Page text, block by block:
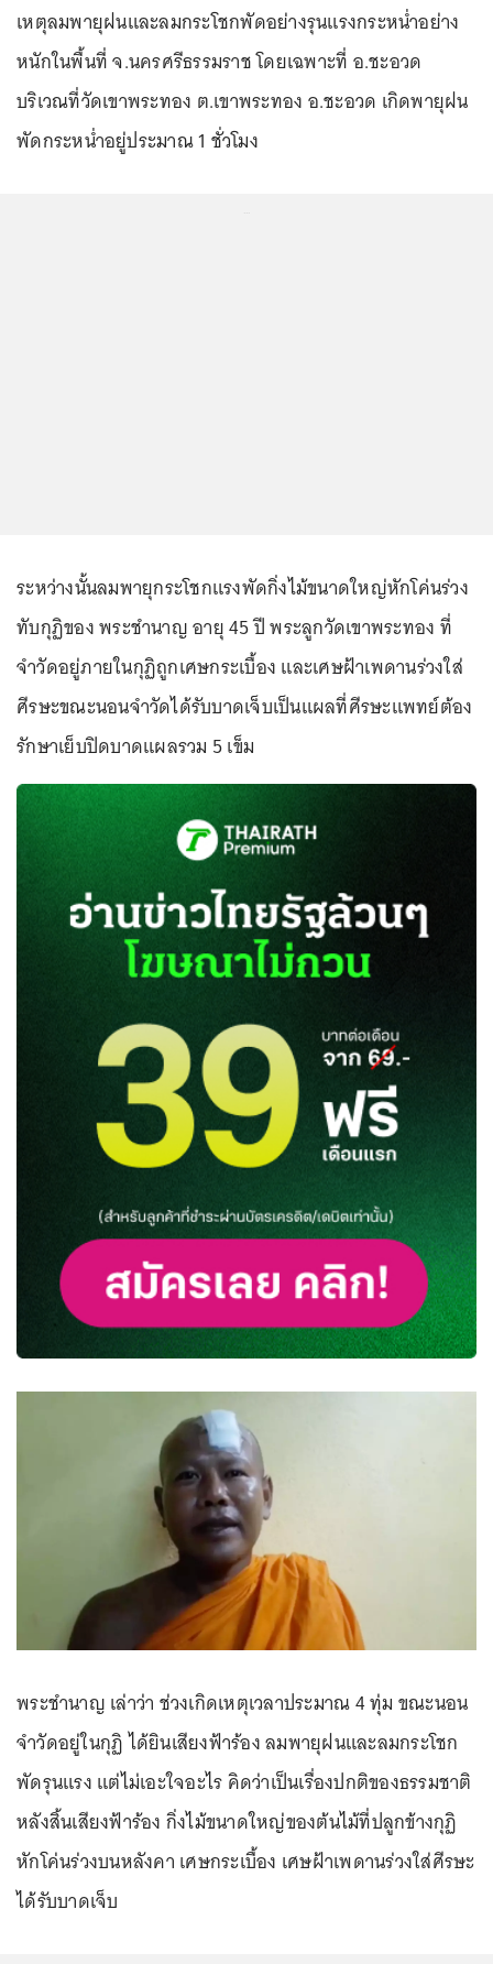
เหตุลมพายุฝนและลมกระโชกพัดอย่างรุนแรงกระหน่ำอย่าง
หนักในพื้นที่ จ.นครศรีธรรมราช โดยเฉพาะที่ อ.ชะอวด
บริเวณที่วัดเขาพระทอง ต.เขาพระทอง อ.ชะอวด เกิดพายุฝน
พัดกระหน่ำอยู่ประมาณ 1 ชั่วโมง
ระหว่างนั้นลมพายุกระโชกแรงพัดกิ่งไม้ขนาดใหญ่หักโค่นร่วง
ทับกุฏิของ พระชำนาญ อายุ 45 ปี พระลูกวัดเขาพระทอง ที่
จำวัดอยู่ภายในกุฏิถูกเศษกระเบื้อง และเศษฝ้าเพดานร่วงใส่
ศีรษะขณะนอนจำวัดได้รับบาดเจ็บเป็นแผลที่ศีรษะแพทย์ต้อง
รักษาเย็บปิดบาดแผลรวม 5 เข็ม
พระชำนาญ เล่าว่า ช่วงเกิดเหตุเวลาประมาณ 4 ทุ่ม ขณะนอน
จำวัดอยู่ในกุฏิ ได้ยินเสียงฟ้าร้อง ลมพายุฝนและลมกระโชก
พัดรุนแรง แต่ไม่เอะใจอะไร คิดว่าเป็นเรื่องปกติของธรรมชาติ
หลังสิ้นเสียงฟ้าร้อง กิ่งไม้ขนาดใหญ่ของต้นไม้ที่ปลูกข้างกุฏิ
หักโค่นร่วงบนหลังคา เศษกระเบื้อง เศษฝ้าเพดานร่วงใส่ศีรษะ
ได้รับบาดเจ็บ